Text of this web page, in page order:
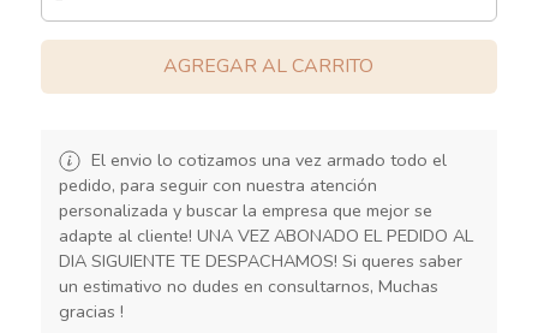
AGREGAR AL CARRITO
El envio lo cotizamos una vez armado todo el
pedido, para seguir con nuestra atención
personalizada y buscar la empresa que mejor se
adapte al cliente! UNA VEZ ABONADO EL PEDIDO AL
DIA SIGUIENTE TE DESPACHAMOS! Si queres saber
un estimativo no dudes en consultarnos, Muchas
gracias !